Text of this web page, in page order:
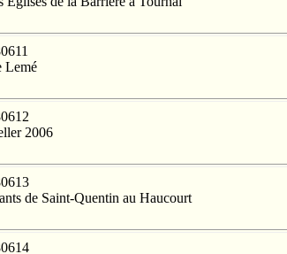
Lemé
2006
de Saint-Quentin au Haucourt